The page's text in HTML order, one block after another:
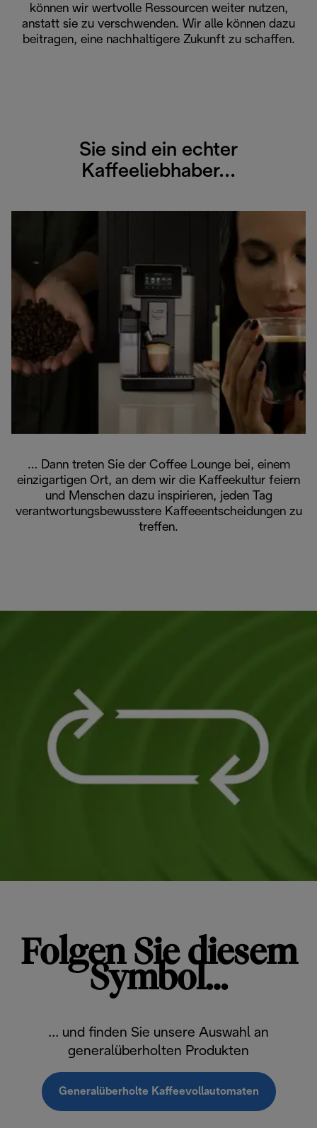
können wir wertvolle Ressourcen weiter nutzen,
anstatt sie zu verschwenden. Wir alle können dazu
beitragen, eine nachhaltigere Zukunft zu schaffen.
Sie sind ein echter
Kaffeeliebhaber...
… Dann treten Sie der Coffee Lounge bei, einem
einzigartigen Ort, an dem wir die Kaffeekultur feiern
und Menschen dazu inspirieren, jeden Tag
verantwortungsbewusstere Kaffeeentscheidungen zu
treffen.
Folgen Sie diesem
Symbol…
... und finden Sie unsere Auswahl an
generalüberholten Produkten
Generalüberholte Kaffeevollautomaten